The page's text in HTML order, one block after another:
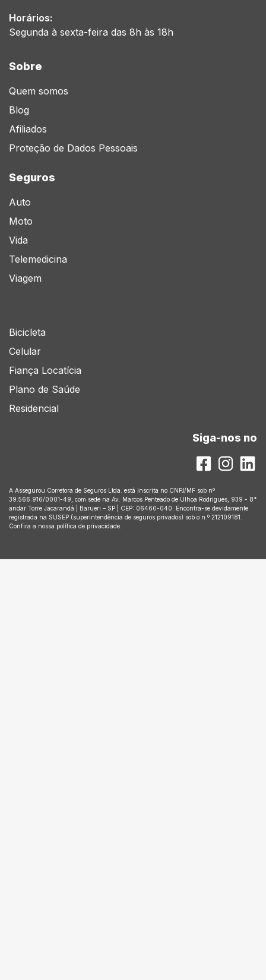
Horários:
Segunda à sexta-feira das 8h às 18h
Sobre
Quem somos
Blog
Afiliados
Proteção de Dados Pessoais
Seguros
Auto
Moto
Vida
Telemedicina
Viagem
Bicicleta
Celular
Fiança Locatícia
Plano de Saúde
Residencial
Siga-nos no
A Assegurou Corretora de Seguros Ltda. está inscrita no CNPJ/MF sob nº
39.566.916/0001-49, com sede na Av. Marcos Penteado de Ulhoa Rodrigues, 939 - 8°
andar Torre Jacarandá | Barueri – SP | CEP: 06460-040. Encontra-se devidamente
registrada na SUSEP (superintendência de seguros privados) sob o n.º 212109181.
Confira a nossa política de privacidade.